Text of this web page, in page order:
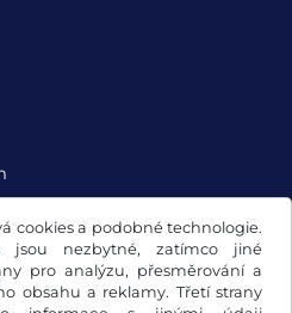
cookies a podobné technologie.
jsou nezbytné, zatímco jiné
pro analýzu, přesměrování a
obsahu a reklamy. Třetí strany